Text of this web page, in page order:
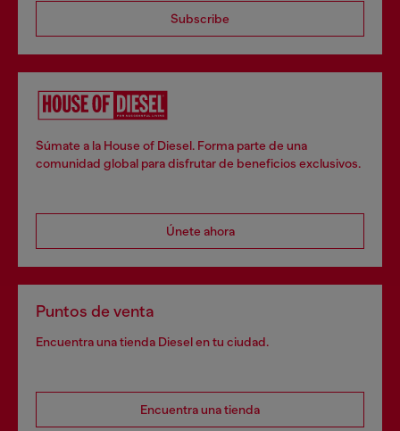
Subscribe
Súmate a la House of Diesel. Forma parte de una
comunidad global para disfrutar de beneficios exclusivos.
Únete ahora
Puntos de venta
Encuentra una tienda Diesel en tu ciudad.
Encuentra una tienda